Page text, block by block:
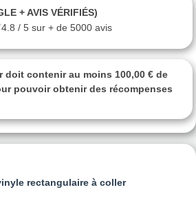
rectangulaire à coller
+ AVIS VÉRIFIÉS)
4.8 / 5 sur + de 5000 avis
doit contenir au moins 100,00 € de
pouvoir obtenir des récompenses